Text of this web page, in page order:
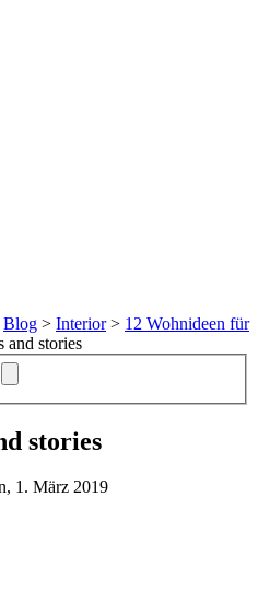
Blog > Interior> 12 Wohnideen für
and stories
stories
1. März 2019